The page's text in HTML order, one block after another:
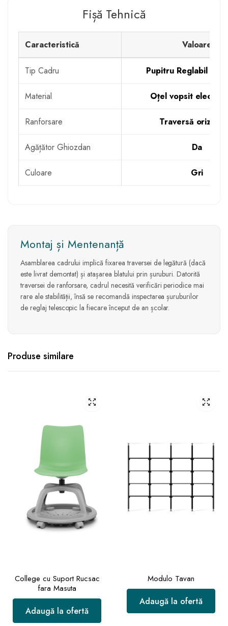
Fișă Tehnică
Caracteristică Valoare
Tip Cadru Pupitru Reglabil
Material Oțel vopsit
Ranforsare Traversă
Agățător Ghiozdan Da
Culoare Gri
Montaj și Mentenanță
Asamblarea cadrului implică fixarea traversei de legătură (dacă
este livrat demontat) și atașarea blatului prin șuruburi. Datorită
traversei de ranforsare, cadrul necesită verificări periodice mai
rare ale stabilității, însă se recomandă inspectarea șuruburilor
de reglaj telescopic la fiecare început de an școlar.
Produse similare
College cu Suport Rucsac
fara Masuta
Adaugă la ofertă
Modulo Tavan
Adaugă la ofertă